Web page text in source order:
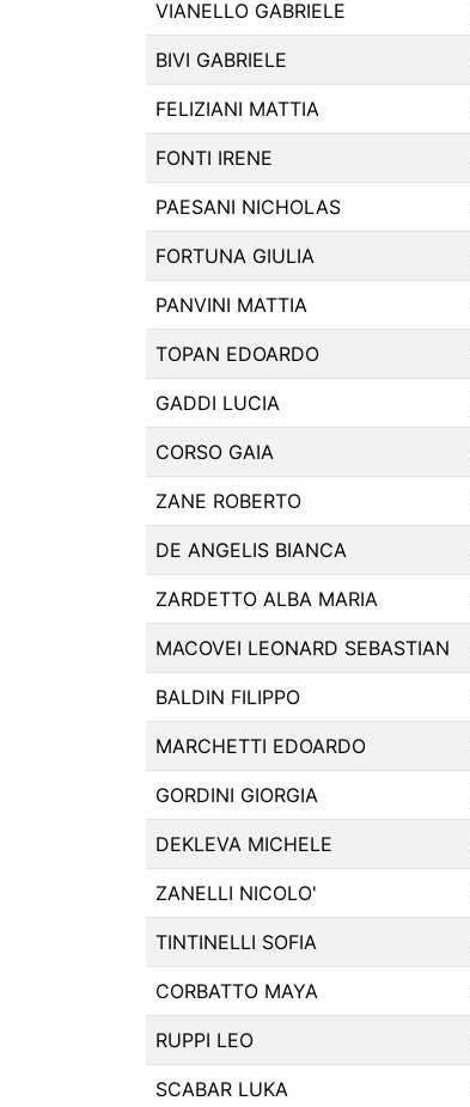
VIANELLO GABRIELE
BIVI GABRIELE
FELIZIANI MATTIA
FONTI IRENE
PAESANI NICHOLAS
FORTUNA GIULIA
PANVINI MATTIA
TOPAN EDOARDO
GADDI LUCIA
CORSO GAIA
ZANE ROBERTO
DE ANGELIS BIANCA
ZARDETTO ALBA MARIA
MACOVEI LEONARD SEBASTIAN
BALDIN FILIPPO
MARCHETTI EDOARDO
GORDINI GIORGIA
DEKLEVA MICHELE
ZANELLI NICOLO'
TINTINELLI SOFIA
CORBATTO MAYA
RUPPI LEO
SCABAR LUKA